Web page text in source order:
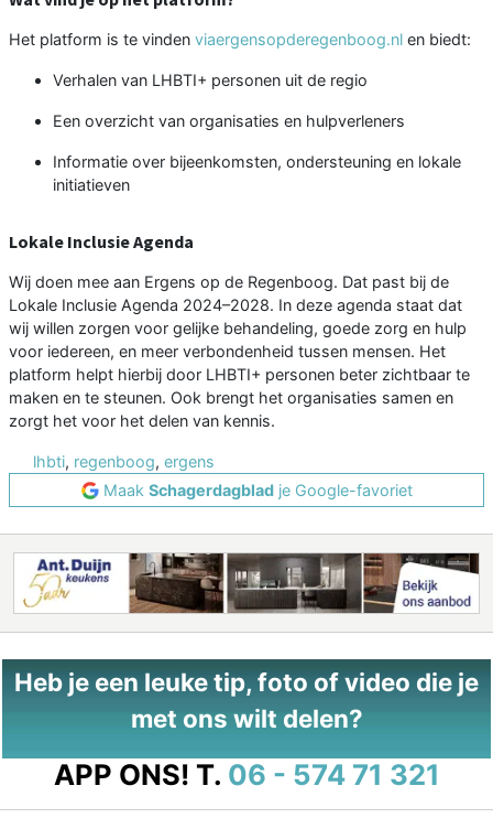
Het platform is te vinden viaergensopderegenboog.nl en biedt:
Verhalen van LHBTI+ personen uit de regio
Een overzicht van organisaties en hulpverleners
Informatie over bijeenkomsten, ondersteuning en lokale
initiatieven
Lokale Inclusie Agenda
Wij doen mee aan Ergens op de Regenboog. Dat past bij de
Lokale Inclusie Agenda 2024–2028. In deze agenda staat dat
wij willen zorgen voor gelijke behandeling, goede zorg en hulp
voor iedereen, en meer verbondenheid tussen mensen. Het
platform helpt hierbij door LHBTI+ personen beter zichtbaar te
maken en te steunen. Ook brengt het organisaties samen en
zorgt het voor het delen van kennis.
lhbti, regenboog, ergens
Maak Schagerdagbladje Google-favoriet
Heb je een leuke tip, foto of video die je
met ons wilt delen?
APP ONS! T. 06 - 574 71 321